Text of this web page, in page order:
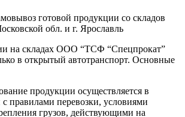
готовой продукции со складов
обл. и г. Ярославль
на складах ООО “ТСФ “Спецпрокат”
в открытый автотранспорт. Основные
продукции осуществляется в
с правилами перевозки, условиями
грузов, действующими на